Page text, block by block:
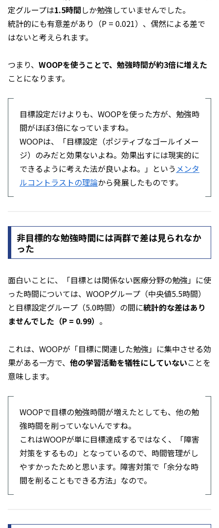
定グループは1.5時間しか勉強していませんでした。
統計的にも有意差があり（P = 0.021）、偶然による差で
はないと考えられます。
つまり、 WOOPを使うことで、勉強時間が約3倍に増えた
ことになります。
目標設定だけよりも、WOOPを使った方が、勉強時
間がほぼ3倍になっていますね。
WOOPは、「目標設定（ポジティブなゴールイメー
ジ）のみだと効果ないよね。効果出すには現実的に
できるように考えた法が良いよね。」という メンタ
ルコントラストの理論から発展したものです。
非目標的な勉強時間には両群で差は見られなか
った
面白いことに、「目標とは関係ない医療分野の勉強」に使
った時間については、WOOPグループ（中央値5.5時間）
と目標設定グループ（5.0時間）の間に統計的な差はあり
ませんでした（P = 0.99） 。
これは、WOOPが「目標に関連した勉強」に集中させる効
果がある一方で、 他の学習活動を犠牲にしていないことを
意味します。
WOOPで目標の勉強時間が増えたとしても、他の勉
強時間を削っていないんですね。
これはWOOPが単に目標達成するではなく、「障害
対策をするもの」となっているので、時間管理がし
やすかったためと思います。障害対策で「余分な時
間を削ることもできる方法」なので。